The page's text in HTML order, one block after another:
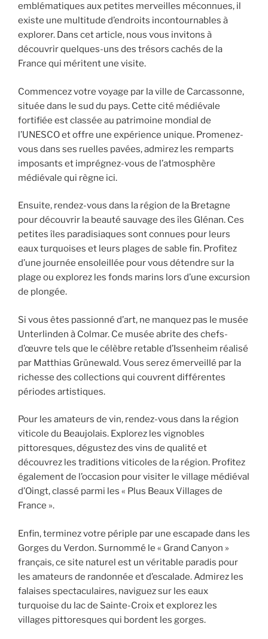
emblématiques aux petites merveilles méconnues, il
existe une multitude d’endroits incontournables à
explorer. Dans cet article, nous vous invitons à
découvrir quelques-uns des trésors cachés de la
France qui méritent une visite.
Commencez votre voyage par la ville de Carcassonne,
située dans le sud du pays. Cette cité médiévale
fortifiée est classée au patrimoine mondial de
l’UNESCO et offre une expérience unique. Promenez-
vous dans ses ruelles pavées, admirez les remparts
imposants et imprégnez-vous de l’atmosphère
médiévale qui règne ici.
Ensuite, rendez-vous dans la région de la Bretagne
pour découvrir la beauté sauvage des îles Glénan. Ces
petites îles paradisiaques sont connues pour leurs
eaux turquoises et leurs plages de sable fin. Profitez
d’une journée ensoleillée pour vous détendre sur la
plage ou explorez les fonds marins lors d’une excursion
de plongée.
Si vous êtes passionné d’art, ne manquez pas le musée
Unterlinden à Colmar. Ce musée abrite des chefs-
d’œuvre tels que le célèbre retable d’Issenheim réalisé
par Matthias Grünewald. Vous serez émerveillé par la
richesse des collections qui couvrent différentes
périodes artistiques.
Pour les amateurs de vin, rendez-vous dans la région
viticole du Beaujolais. Explorez les vignobles
pittoresques, dégustez des vins de qualité et
découvrez les traditions viticoles de la région. Profitez
également de l’occasion pour visiter le village médiéval
d’Oingt, classé parmi les « Plus Beaux Villages de
France ».
Enfin, terminez votre périple par une escapade dans les
Gorges du Verdon. Surnommé le « Grand Canyon »
français, ce site naturel est un véritable paradis pour
les amateurs de randonnée et d’escalade. Admirez les
falaises spectaculaires, naviguez sur les eaux
turquoise du lac de Sainte-Croix et explorez les
villages pittoresques qui bordent les gorges.